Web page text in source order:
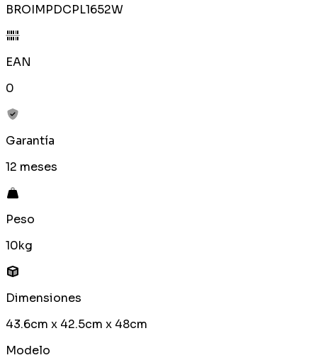
BROIMPDCPL1652W
EAN
0
Garantía
12 meses
Peso
10kg
Dimensiones
43.6cm x 42.5cm x 48cm
Modelo